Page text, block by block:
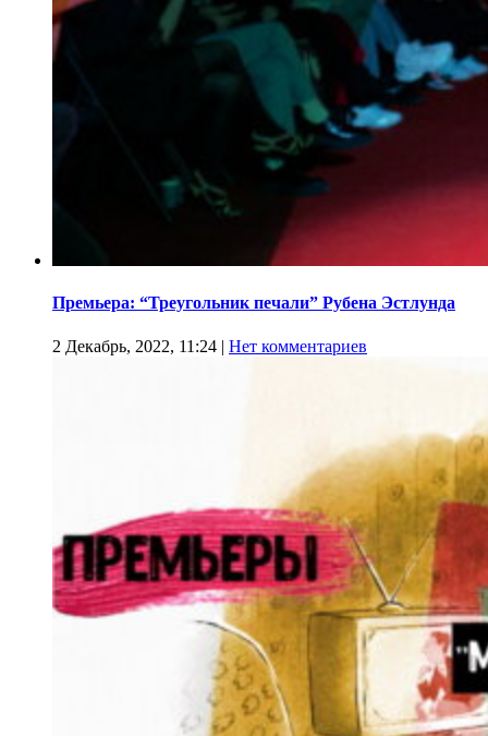
Премьера: “Треугольник печали” Рубена Эстлунда
2 Декабрь, 2022, 11:24 | Нет комментариев